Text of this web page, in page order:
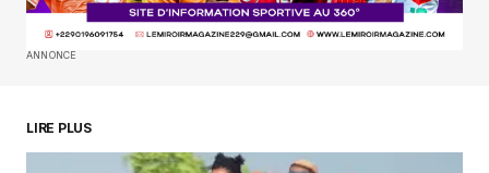
SUBMIT COMMENT
ANNONCE
LIRE PLUS